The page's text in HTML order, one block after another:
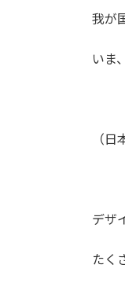
我が
いま
（
デザ
たく